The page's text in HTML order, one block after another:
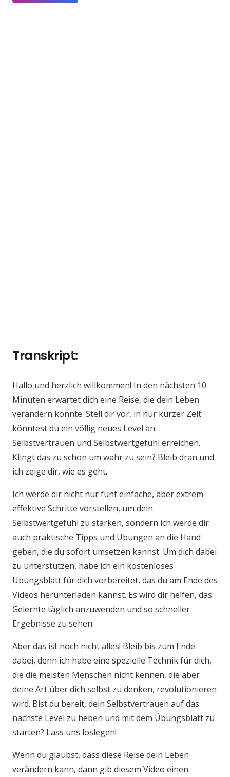
Transkript:
Hallo und herzlich willkommen! In den nächsten 10
Minuten erwartet dich eine Reise, die dein Leben
verändern könnte. Stell dir vor, in nur kurzer Zeit
könntest du ein völlig neues Level an
Selbstvertrauen und Selbstwertgefühl erreichen.
Klingt das zu schön um wahr zu sein? Bleib dran und
ich zeige dir, wie es geht.
Ich werde dir nicht nur fünf einfache, aber extrem
effektive Schritte vorstellen, um dein
Selbstwertgefühl zu stärken, sondern ich werde dir
auch praktische Tipps und Übungen an die Hand
geben, die du sofort umsetzen kannst. Um dich dabei
zu unterstützen, habe ich ein kostenloses
Übungsblatt für dich vorbereitet, das du am Ende des
Videos herunterladen kannst. Es wird dir helfen, das
Gelernte täglich anzuwenden und so schneller
Ergebnisse zu sehen.
Aber das ist noch nicht alles! Bleib bis zum Ende
dabei, denn ich habe eine spezielle Technik für dich,
die die meisten Menschen nicht kennen, die aber
deine Art über dich selbst zu denken, revolutionieren
wird. Bist du bereit, dein Selbstvertrauen auf das
nächste Level zu heben und mit dem Übungsblatt zu
starten? Lass uns loslegen!
Wenn du glaubst, dass diese Reise dein Leben
verändern kann, dann gib diesem Video einen